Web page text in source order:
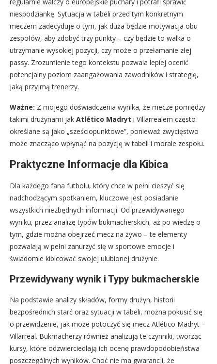
niespodziankę. Sytuacja w tabeli przed tym konkretnym
meczem zadecyduje o tym, jak duża będzie motywacja obu
zespołów, aby zdobyć trzy punkty – czy będzie to walka o
utrzymanie wysokiej pozycji, czy może o przełamanie złej
passy. Zrozumienie tego kontekstu pozwala lepiej ocenić
potencjalny poziom zaangażowania zawodników i strategię,
jaką przyjmą trenerzy.
Ważne: Z mojego doświadczenia wynika, że mecze pomiędzy
takimi drużynami jak Atlético Madryt i Villarrealem często
określane są jako „sześciopunktowe”, ponieważ zwycięstwo
może znacząco wpłynąć na pozycję w tabeli i morale zespołu.
Praktyczne Informacje dla Kibica
Dla każdego fana futbolu, który chce w pełni cieszyć się
nadchodzącym spotkaniem, kluczowe jest posiadanie
wszystkich niezbędnych informacji. Od przewidywanego
wyniku, przez analizę typów bukmacherskich, aż po wiedzę o
tym, gdzie można obejrzeć mecz na żywo – te elementy
pozwalają w pełni zanurzyć się w sportowe emocje i
świadomie kibicować swojej ulubionej drużynie.
Przewidywany wynik i Typy bukmacherskie
Na podstawie analizy składów, formy drużyn, historii
bezpośrednich starć oraz sytuacji w tabeli, można pokusić się
o przewidzenie, jak może potoczyć się mecz Atlético Madryt –
Villarreal. Bukmacherzy również analizują te czynniki, tworząc
kursy, które odzwierciedlają ich ocenę prawdopodobieństwa
poszczególnych wyników. Choć nie ma gwarancji, że